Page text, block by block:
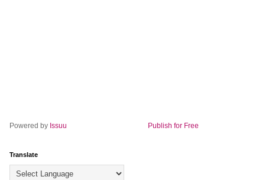
Powered by Issuu Publish for Free
Translate